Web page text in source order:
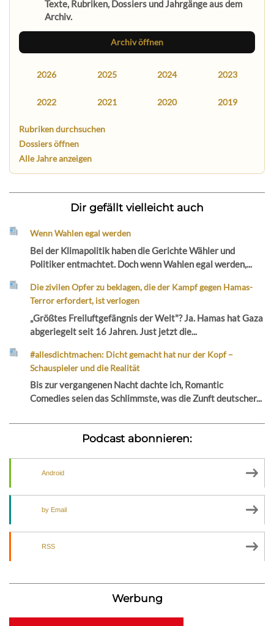
Texte, Rubriken, Dossiers und Jahrgänge aus dem
Archiv.
Archiv öffnen
2026 2025 2024 2023
2022 2021 2020 2019
Rubriken durchsuchen
Dossiers öffnen
Alle Jahre anzeigen
Dir gefällt vielleicht auch
Wenn Wahlen egal werden
Bei der Klimapolitik haben die Gerichte Wähler und
Politiker entmachtet. Doch wenn Wahlen egal werden,...
Die zivilen Opfer zu beklagen, die der Kampf gegen Hamas-
Terror erfordert, ist verlogen
„Größtes Freiluftgefängnis der Welt"? Ja. Hamas hat Gaza
abgeriegelt seit 16 Jahren. Just jetzt die...
#allesdichtmachen: Dicht gemacht hat nur der Kopf –
Schauspieler und die Realität
Bis zur vergangenen Nacht dachte ich, Romantic
Comedies seien das Schlimmste, was die Zunft deutscher...
Podcast abonnieren:
Android
by Email
RSS
Werbung